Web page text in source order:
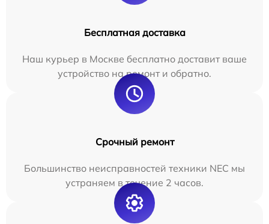
Бесплатная доставка
Наш курьер в Москве бесплатно доставит ваше
устройство на ремонт и обратно.
Срочный ремонт
Большинство неисправностей техники NEC мы
устраняем в течение 2 часов.